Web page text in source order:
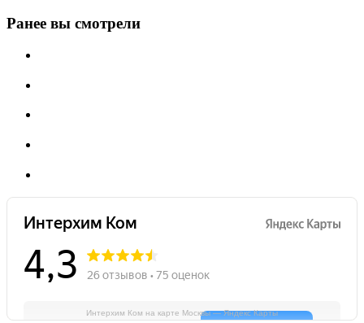
Ранее вы смотрели
Интерхим Ком на карте Москвы — Яндекс Карты